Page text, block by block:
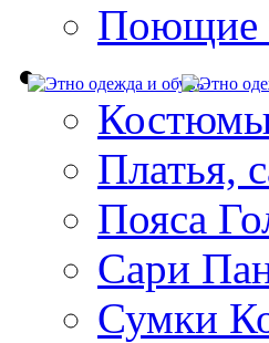
Поющие
Костюмы
Платья,
Пояса
Сари
Сумки